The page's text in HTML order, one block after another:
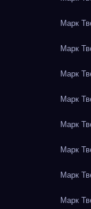
Марк
Марк
Марк
Марк
Марк
Марк
Марк
Марк